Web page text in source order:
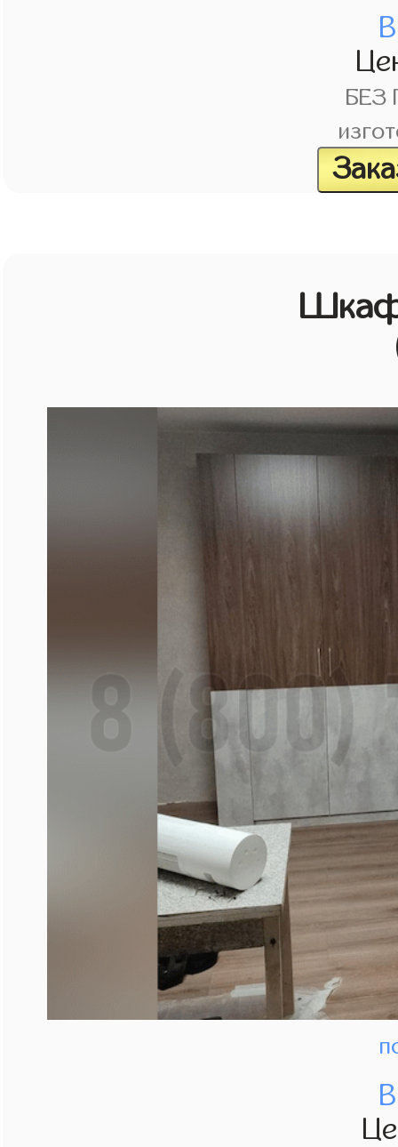
БЕЗ
Шкаф